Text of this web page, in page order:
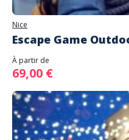
Nice
Escape Game
À partir de
69,00 €